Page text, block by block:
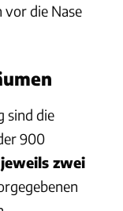
die Nase
sind die
900
zwei